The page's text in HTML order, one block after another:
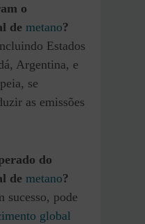
o
de metano?
Estados
Argentina, e
se
as emissões
do
de metano?
sucesso, pode
global